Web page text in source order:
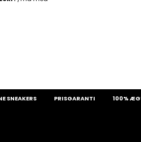
0kr.
kr.mere for gratis fragt
PRISGARANTI 100% ÆGTE